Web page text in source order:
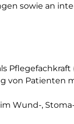
sowie an
Pflegefachkraft
von Patienten
Wund-,